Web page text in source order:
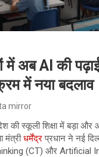
में अब AI की
में नया बदलाव
mirror
की स्कूली शिक्षा में बड़ा
मंत्रीधर्मेंद्रप्रधान ने नई
(CT) और Artificial